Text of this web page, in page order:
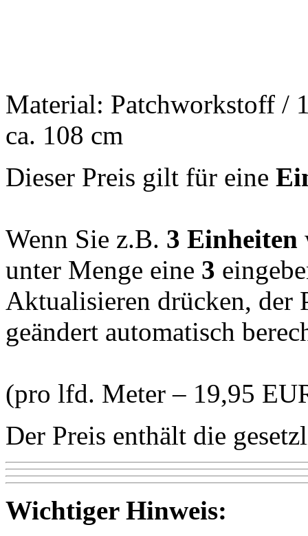
Material: Patchworkstoff /
ca. 108 cm
Dieser Preis gilt für eine
Wenn Sie z.B. 3 Einheiten
unter Menge eine 3
Aktualisieren drücken, der
geändert automatisch
(pro lfd. Meter – 19,95
Der Preis enthält die
Wichtiger Hinweis: